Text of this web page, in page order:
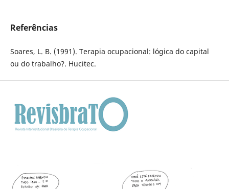
Referências
Soares, L. B. (1991). Terapia ocupacional: lógica do capital
ou do trabalho?. Hucitec.